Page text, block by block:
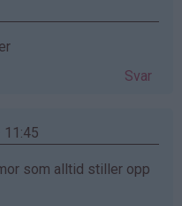
Svar
som alltid stiller opp